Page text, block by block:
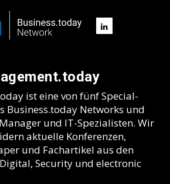
ist eine von fünf Special-
Business.today Networks und
und IT-Spezialisten. Wir
aktuelle Konferenzen,
und Fachartikel aus den
Security und electronic